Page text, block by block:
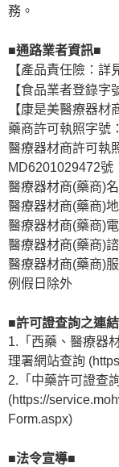
務。
■通路業者資訊■
【產品責任險：詳
【食品業者登錄字
【康是美醫療器材
藥商許可執照字號
醫療器材商許可執
MD6201029472號
醫療器材商(藥商)
醫療器材商(藥商)
醫療器材商(藥商)
醫療器材商(藥商)
醫療器材商(藥商)
例假日除外
■許可證查詢之連
1.「西藥、醫療器
理署網站查詢
2.「中藥許可證查
(https://
Form.aspx)
■法令宣導■